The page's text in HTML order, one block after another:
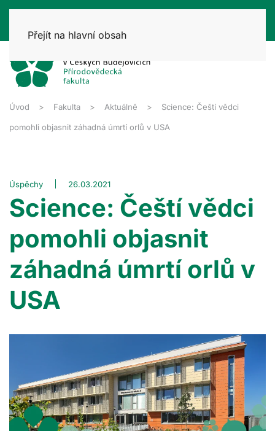
Přejít na hlavní obsah
Úvod Fakulta Aktuálně Science: Čeští vědci
pomohli objasnit záhadná úmrtí orlů v USA
Úspěchy 26.03.2021
Science: Čeští vědci
pomohli objasnit
záhadná úmrtí orlů v
USA